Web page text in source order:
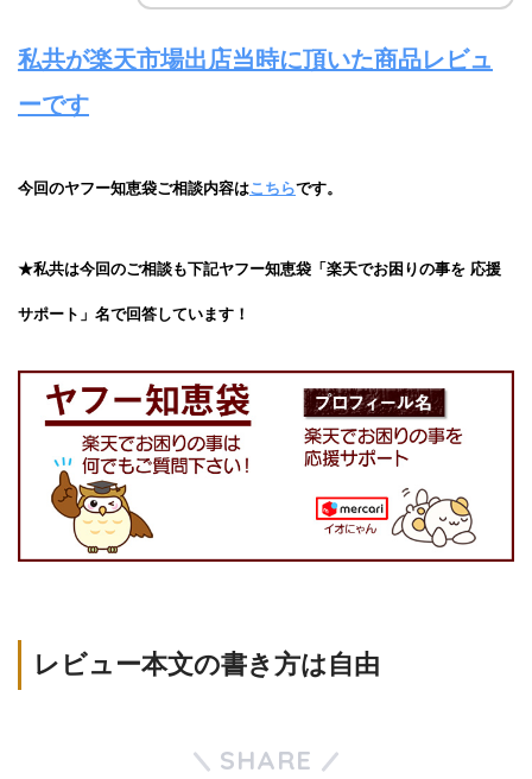
私共が楽天市場出店当時に頂いた商品レビュ
ーです
今回のヤフー知恵袋ご相談内容はこちらです。
★私共は今回のご相談も下記ヤフー知恵袋「楽天でお困りの事を 応援
サポート」名で回答しています！
レビュー本文の書き方は自由
SHARE